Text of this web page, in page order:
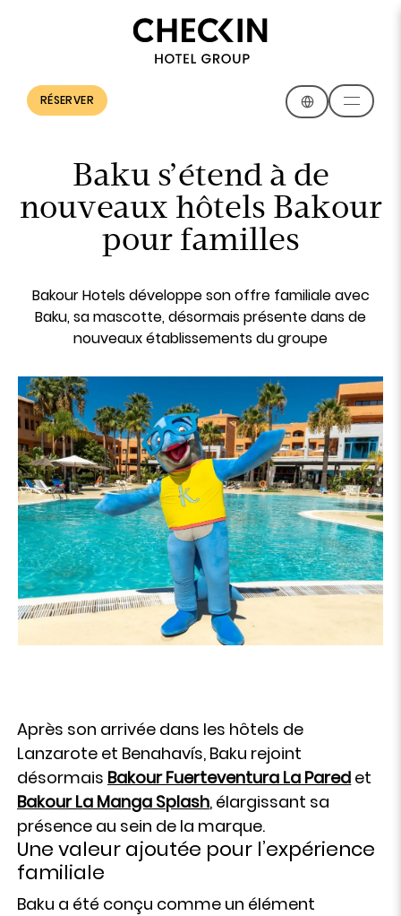
RÉSERVER
Baku s’étend à de
nouveaux hôtels Bakour
pour familles
Bakour Hotels développe son offre familiale avec
Baku, sa mascotte, désormais présente dans de
nouveaux établissements du groupe
Après son arrivée dans les hôtels de
Lanzarote et Benahavís, Baku rejoint
désormais Bakour Fuerteventura La Pared et
Bakour La Manga Splash, élargissant sa
présence au sein de la marque.
Une valeur ajoutée pour l’expérience
familiale
Baku a été conçu comme un élément